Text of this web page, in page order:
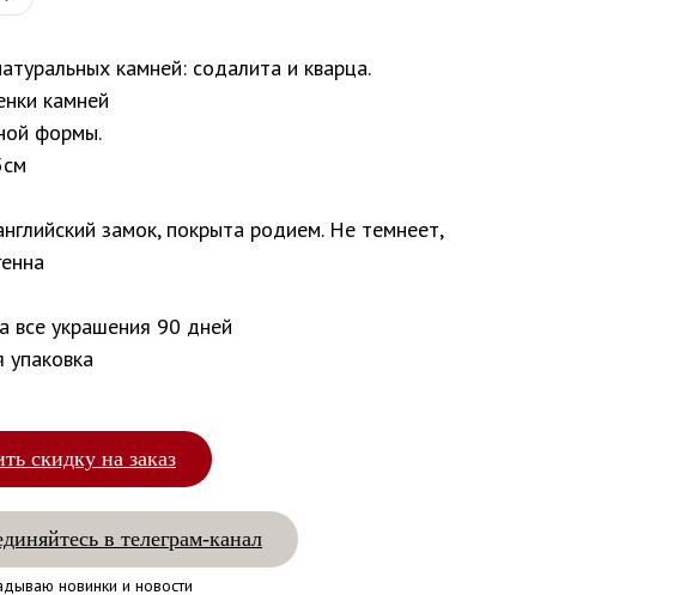
камней: содалита и кварца.
камней
формы.
замок, покрыта родием. Не темнеет,
все украшения 90 дней
скидку на заказ
в телеграм-канал
новинки и новости